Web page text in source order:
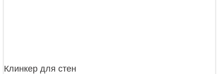
Клинкер для стен